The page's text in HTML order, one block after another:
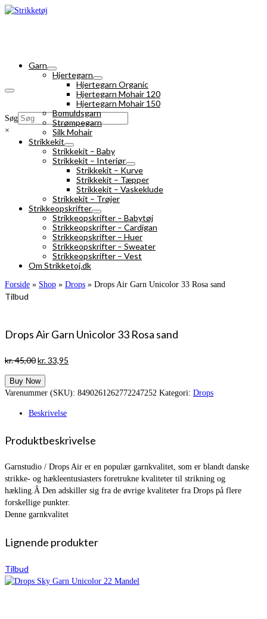
Søg
×
Garn
Hjertegarn
Hjertegarn Organic
Hjertegarn Mohair 120
Hjertegarn Mohair 150
Bomuldsgarn
Strømpegarn
Silk Mohair
Strikkekit
Strikkekit – Baby
Strikkekit – Interiør
Strikkekit – Kurve
Strikkekit – Tæpper
Strikkekit – Vaskeklude
Strikkekit – Trøjer
Strikkeopskrifter
Strikkeopskrifter – Babytøj
Strikkeopskrifter – Cardigan
Strikkeopskrifter – Huer
Strikkeopskrifter – Sweater
Strikkeopskrifter – Vest
Om Strikketoj.dk
Forside » Shop » Drops » Drops Air Garn Unicolor 33 Rosa sand
Tilbud
Drops Air Garn Unicolor 33 Rosa sand
kr.45,00Den
pris
var:
kr.33,95
er:
Buy Now
Varenummer (SKU): 8490261262772247252 Kategori: Drops
Beskrivelse
Produktbeskrivelse
Garnstudio / Drops Air er en populær garnkvalitet, som er blandt danske
strikke- og hækleentusiasters foretrukne kvaliteter til strikning og
hækling.Â Den adskiller sig fra de øvrige kvaliteter fra Drops på flere
forskellige punkter.
Denne garnkvalitet
Lignende produkter
Tilbud